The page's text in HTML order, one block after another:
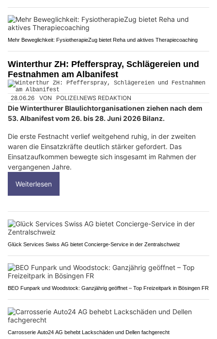
Mehr Beweglichkeit: FysiotherapieZug bietet Reha und aktives Therapiecoaching
Winterthur ZH: Pfefferspray, Schlägereien und
Festnahmen am Albanifest
28.06.26 VON POLIZEI.NEWS REDAKTION
Die Winterthurer Blaulichtorganisationen ziehen nach dem
53. Albanifest vom 26. bis 28. Juni 2026 Bilanz.
Die erste Festnacht verlief weitgehend ruhig, in der zweiten
waren die Einsatzkräfte deutlich stärker gefordert. Das
Einsatzaufkommen bewegte sich insgesamt im Rahmen der
vergangenen Jahre.
Weiterlesen
Glück Services Swiss AG bietet Concierge-Service in der Zentralschweiz
BEO Funpark und Woodstock: Ganzjährig geöffnet – Top Freizeitpark in Bösingen FR
Carrosserie Auto24 AG behebt Lackschäden und Dellen fachgerecht